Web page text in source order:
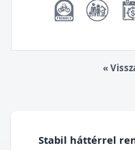
«
Stabil háttérrel